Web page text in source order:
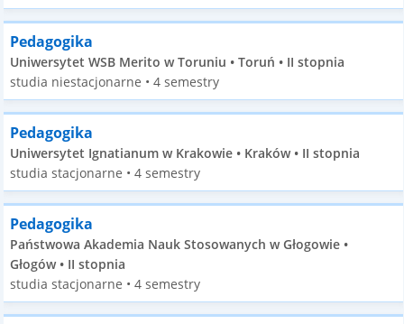
Pedagogika
Uniwersytet WSB Merito w Toruniu • Toruń • II stopnia
studia niestacjonarne • 4 semestry
Pedagogika
Uniwersytet Ignatianum w Krakowie • Kraków • II stopnia
studia stacjonarne • 4 semestry
Pedagogika
Państwowa Akademia Nauk Stosowanych w Głogowie •
Głogów • II stopnia
studia stacjonarne • 4 semestry